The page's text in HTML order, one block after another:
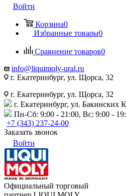
Войти
Корзина0
Избранные товары0
Сравнение товаров0
info@liquimoly-ural.ru
г. Екатеринбург, ул. Щорса, 32
г. Екатеринбург, ул. Щорса, 32
г. Екатеринбург, ул. Бакинских
Пн-Сб: 9:00 - 21:00, Вс: 9:00 -
+7 (343) 237-24-00
Заказать звонок
Войти
Официальный торговый